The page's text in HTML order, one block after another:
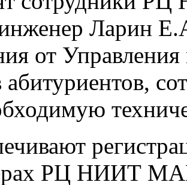
Ларин
от
абитуриентов,
РЦ НИИТ